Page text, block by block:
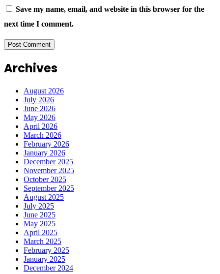
Save my name, email, and website in this browser for the
next time I comment.
Archives
August 2026
July 2026
June 2026
May 2026
April 2026
March 2026
February 2026
January 2026
December 2025
November 2025
October 2025
September 2025
August 2025
July 2025
June 2025
May 2025
April 2025
March 2025
February 2025
January 2025
December 2024